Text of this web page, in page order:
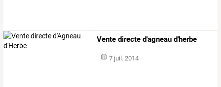
Vente directe d'agneau d'herbe
7 juil. 2014